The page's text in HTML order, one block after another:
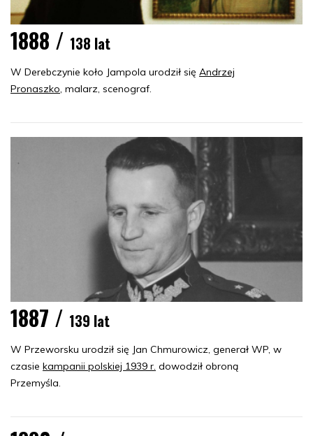
1888 / 138 lat
W Derebczynie koło Jampola urodził się Andrzej
Pronaszko, malarz, scenograf.
1887 / 139 lat
W Przeworsku urodził się Jan Chmurowicz, generał WP, w
czasie kampanii polskiej 1939 r. dowodził obroną
Przemyśla.